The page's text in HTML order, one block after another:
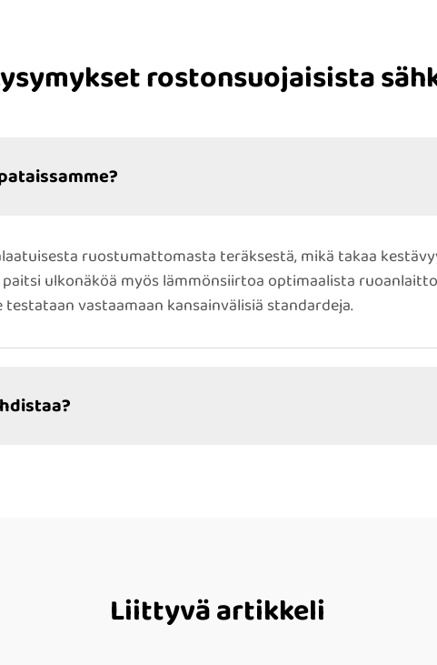
rostonsuojaisista
ruostumattomasta teräksestä, mikä takaa
ulkonäköä myös lämmönsiirtoa optimaalista
vastaamaan kansainvälisiä standardeja.
Liittyvä artikkeli